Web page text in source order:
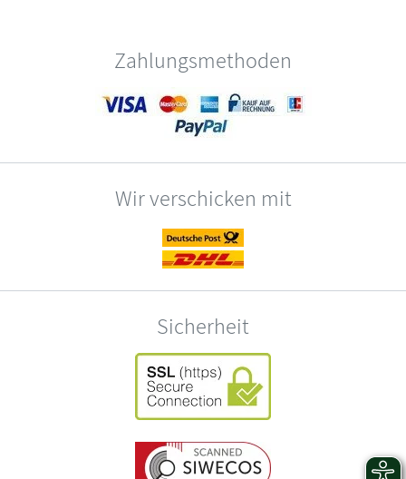
Zahlungsmethoden
Wir verschicken mit
Sicherheit